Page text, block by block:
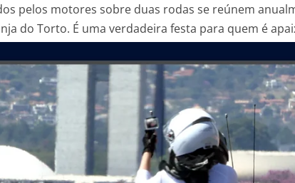
pelos motores sobre duas rodas se reúnem
do Torto. É uma verdadeira festa para quem é